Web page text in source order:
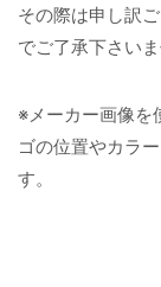
その際は申し訳
でご了承下さいま
※メーカー画像を
ゴの位置やカラ
す。